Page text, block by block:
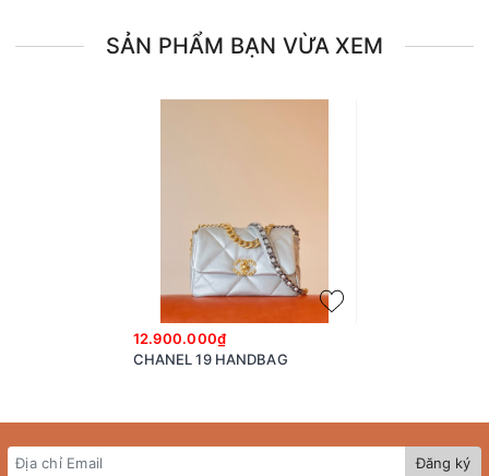
SẢN PHẨM BẠN VỪA XEM
12.900.000₫
CHANEL 19 HANDBAG
Đăng ký